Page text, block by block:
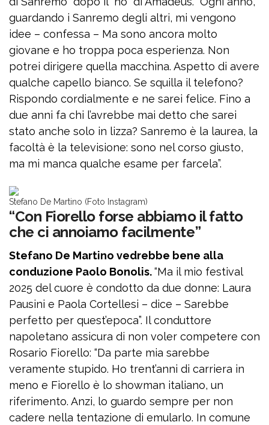
guardando i Sanremo degli altri, mi vengono
idee – confessa – Ma sono ancora molto
giovane e ho troppa poca esperienza. Non
potrei dirigere quella macchina. Aspetto di avere
qualche capello bianco. Se squilla il telefono?
Rispondo cordialmente e ne sarei felice. Fino a
due anni fa chi l’avrebbe mai detto che sarei
stato anche solo in lizza? Sanremo è la laurea, la
facoltà è la televisione: sono nel corso giusto,
ma mi manca qualche esame per farcela”.
Stefano De Martino (Foto Instagram)
“Con Fiorello forse abbiamo il fatto
che ci annoiamo facilmente”
Stefano De Martino vedrebbe bene alla
conduzione Paolo Bonolis.“Ma il mio festival
2025 del cuore è condotto da due donne: Laura
Pausini e Paola Cortellesi – dice – Sarebbe
perfetto per quest’epoca”. Il conduttore
napoletano assicura di non voler competere con
Rosario Fiorello: “Da parte mia sarebbe
veramente stupido. Ho trent’anni di carriera in
meno e Fiorello è lo showman italiano, un
riferimento. Anzi, lo guardo sempre per non
cadere nella tentazione di emularlo. In comune